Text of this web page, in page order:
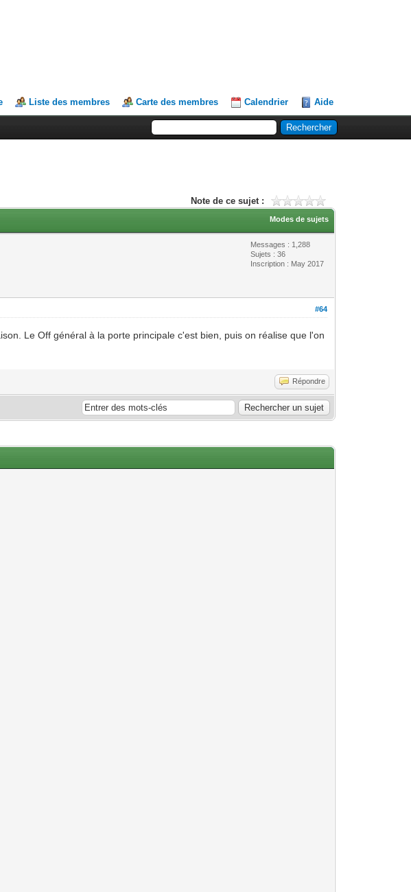
Liste des membres Carte des membres Calendrier Aide
Note de ce sujet :
Modes de sujets
Messages : 1,288
Sujets : 36
Inscription : May 2017
#64
Le Off général à la porte principale c'est bien, puis on réalise que l'on
Répondre